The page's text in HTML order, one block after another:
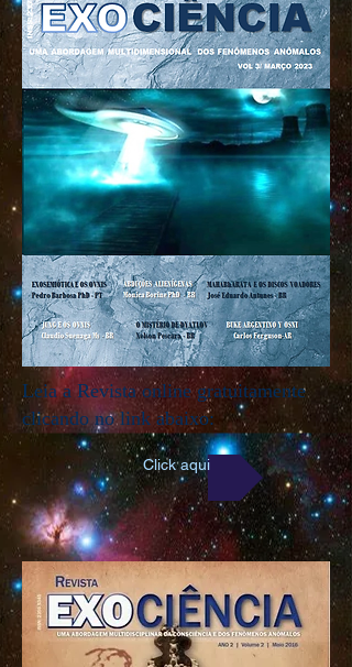
Leia a Revista online gratuitamente
clicando no link abaixo:
Click aqui